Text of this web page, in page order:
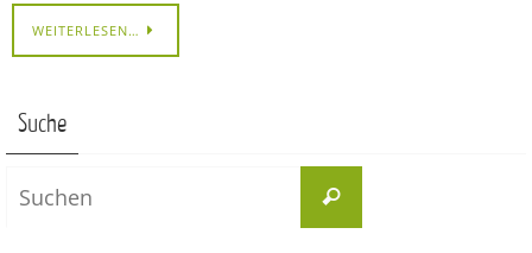
WEITERLESEN…
Suche
Suchen